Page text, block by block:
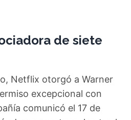
de siete
Netflix otorgó a Warner
excepcional con
comunicó el 17 de